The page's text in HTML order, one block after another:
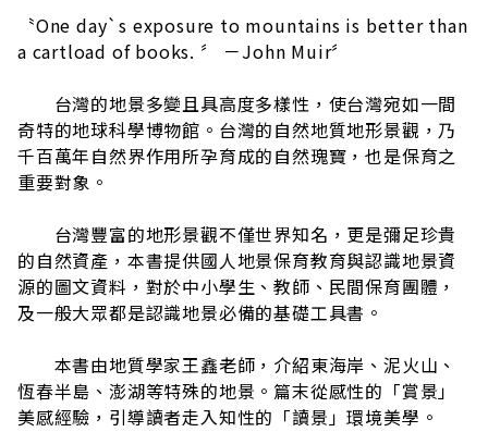
〝One day`s exposure to mountains is better than
a cartload of books. 〞 －John Muir〞
台灣的地景多變且具高度多樣性，使台灣宛如一間
奇特的地球科學博物館。台灣的自然地質地形景觀，乃
千百萬年自然界作用所孕育成的自然瑰寶，也是保育之
重要對象。
台灣豐富的地形景觀不僅世界知名，更是彌足珍貴
的自然資產，本書提供國人地景保育教育與認識地景資
源的圖文資料，對於中小學生、教師、民間保育團體，
及一般大眾都是認識地景必備的基礎工具書。
本書由地質學家王鑫老師，介紹東海岸、泥火山、
恆春半島、澎湖等特殊的地景。篇末從感性的「賞景」
美感經驗，引導讀者走入知性的「讀景」環境美學。